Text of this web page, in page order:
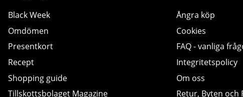
Black Week
Omdömen
Presentkort
Recept
Shopping guide
Tillskottsbolaget Magazine
Ångra köp
Cookies
FAQ - vanliga
Integritetspolicy
Om oss
Retur, Byten och